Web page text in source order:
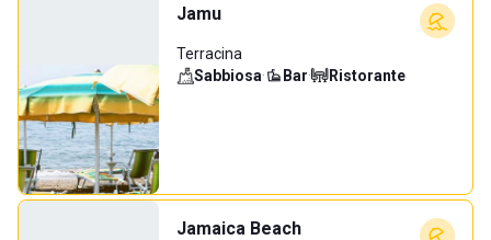
Jamu
Terracina
Sabbiosa· Bar· Ristorante
Jamaica Beach